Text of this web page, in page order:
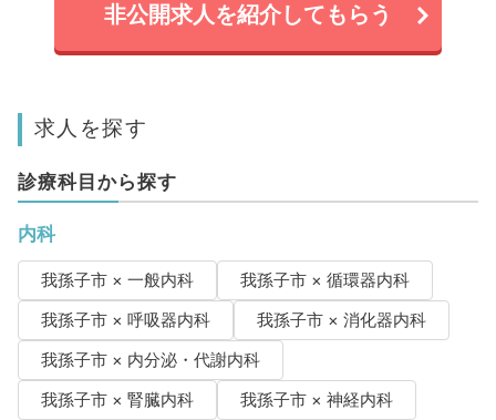
非公開求人を紹介してもらう
求人を探す
診療科目から探す
内科
我孫子市 × 一般内科
我孫子市 × 循環器内科
我孫子市 × 呼吸器内科
我孫子市 × 消化器内科
我孫子市 × 内分泌・代謝内科
我孫子市 × 腎臓内科
我孫子市 × 神経内科